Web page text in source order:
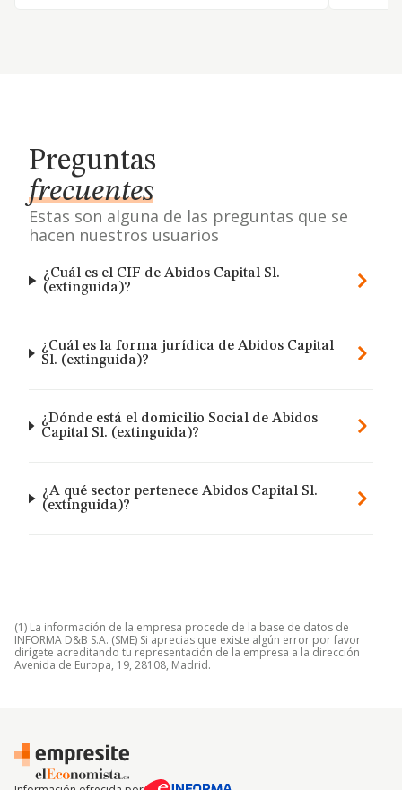
Preguntas
frecuentes
Estas son alguna de las preguntas que se
hacen nuestros usuarios
¿Cuál es el CIF de Abidos Capital Sl.
(extinguida)?
¿Cuál es la forma jurídica de Abidos Capital
Sl. (extinguida)?
¿Dónde está el domicilio Social de Abidos
Capital Sl. (extinguida)?
¿A qué sector pertenece Abidos Capital Sl.
(extinguida)?
(1) La información de la empresa procede de la base de datos de
INFORMA D&B S.A. (SME) Si aprecias que existe algún error por favor
dirígete acreditando tu representación de la empresa a la dirección
Avenida de Europa, 19, 28108, Madrid.